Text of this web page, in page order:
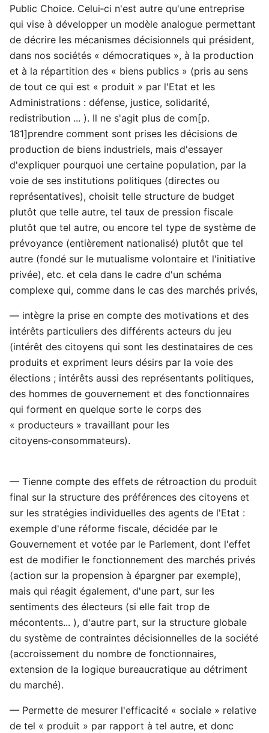
Public Choice. Celui‑ci n'est autre qu'une entreprise
qui vise à développer un modèle analogue permettant
de décrire les mécanismes décisionnels qui président,
dans nos sociétés « démocratiques », à la production
et à la répartition des « biens publics » (pris au sens
de tout ce qui est « produit » par l'Etat et les
Administrations : défense, justice, solidarité,
redistribution ... ). Il ne s'agit plus de com[p.
181]prendre comment sont prises les décisions de
production de biens industriels, mais d'essayer
d'expliquer pourquoi une certaine population, par la
voie de ses institutions politiques (directes ou
représentatives), choisit telle structure de budget
plutôt que telle autre, tel taux de pression fiscale
plutôt que tel autre, ou encore tel type de système de
prévoyance (entièrement nationalisé) plutôt que tel
autre (fondé sur le mutualisme volontaire et l'initiative
privée), etc. et cela dans le cadre d'un schéma
complexe qui, comme dans le cas des marchés privés,
— intègre la prise en compte des motivations et des
intérêts particuliers des différents acteurs du jeu
(intérêt des citoyens qui sont les destinataires de ces
produits et expriment leurs désirs par la voie des
élections ; intérêts aussi des représentants politiques,
des hommes de gouvernement et des fonctionnaires
qui forment en quelque sorte le corps des
« producteurs » travaillant pour les
citoyens‑consommateurs).
— Tienne compte des effets de rétroaction du produit
final sur la structure des préférences des citoyens et
sur les stratégies individuelles des agents de l'Etat :
exemple d'une réforme fiscale, décidée par le
Gouvernement et votée par le Parlement, dont l'effet
est de modifier le fonctionnement des marchés privés
(action sur la propension à épargner par exemple),
mais qui réagit également, d'une part, sur les
sentiments des électeurs (si elle fait trop de
mécontents... ), d'autre part, sur la structure globale
du système de contraintes décisionnelles de la société
(accroissement du nombre de fonctionnaires,
extension de la logique bureaucratique au détriment
du marché).
— Permette de mesurer l'efficacité « sociale » relative
de tel « produit » par rapport à tel autre, et donc